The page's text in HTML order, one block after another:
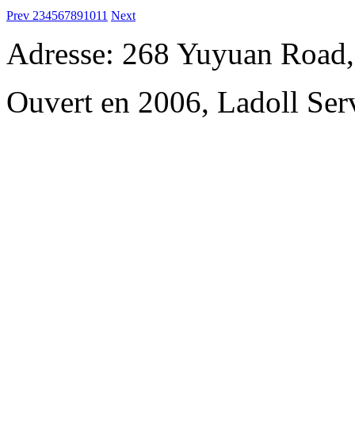
Prev 234567891011 Next
Adresse: 268 Yuyuan
Ouvert en 2006, Ladoll